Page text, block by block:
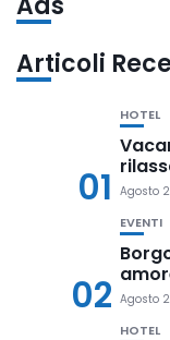
Articoli
01
HOTEL
Agosto
02
EVENTI
Agosto
HOTEL